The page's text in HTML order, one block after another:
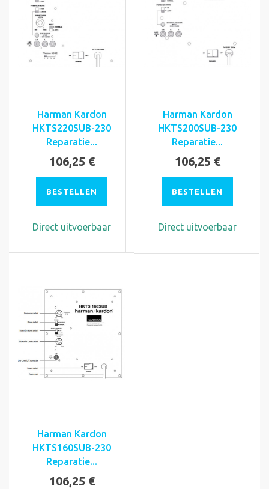
Harman Kardon
HKTS220SUB-230
Reparatie...
106,25 €
BESTELLEN
Direct uitvoerbaar
Harman Kardon
HKTS200SUB-230
Reparatie...
106,25 €
BESTELLEN
Direct uitvoerbaar
Harman Kardon
HKTS160SUB-230
Reparatie...
106,25 €